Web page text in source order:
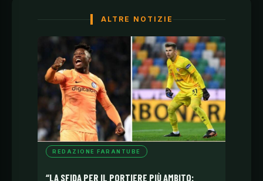
ALTRE NOTIZIE
REDAZIONE FARANTUBE
“LA SFIDA PER IL PORTIERE PIÙ AMBITO: